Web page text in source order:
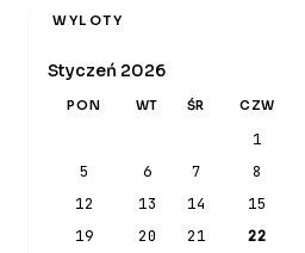
WYLOTY
Styczeń 2026
PON WT ŚR CZW
1
5
6 7 8
12
13 14 15
19
20 21 22